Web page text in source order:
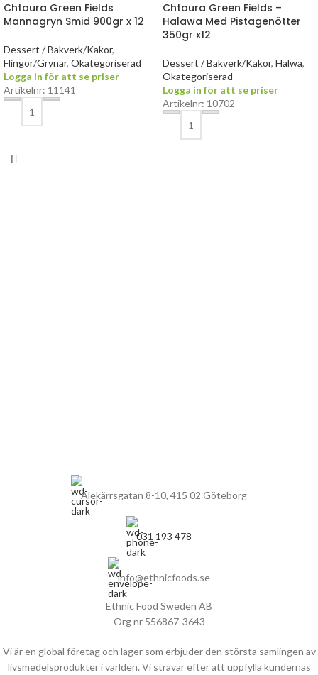
Chtoura Green Fields
Mannagryn Smid 900gr x 12
Dessert / Bakverk/Kakor,
Flingor/Grynar, Okategoriserad
Logga in för att se priser
Artikelnr: 11141
Chtoura Green Fields –
Halawa Med Pistagenötter
350gr x12
Dessert / Bakverk/Kakor, Halwa,
Okategoriserad
Logga in för att se priser
Artikelnr: 10702
Alekärrsgatan 8-10, 415 02 Göteborg
031 193 478
info@ethnicfoods.se
Ethnic Food Sweden AB
Org nr 556867-3643
Vi är en global företag och lager som erbjuder den största samlingen av
livsmedelsprodukter i världen. Vi strävar efter att uppfylla kundernas